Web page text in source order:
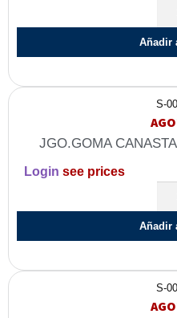
Añadir
S-
JGO.GOMA
Login see prices
Añadir
S-